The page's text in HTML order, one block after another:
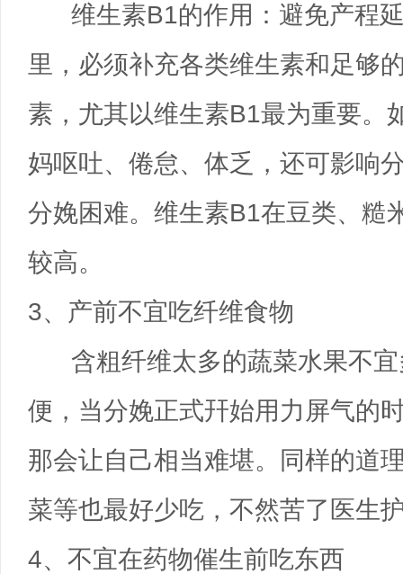
维生素B1的作用：避免产程
里，必须补充各类维生素和足够
素，尤其以维生素B1最为重要。
妈呕吐、倦怠、体乏，还可影响
分娩困难。维生素B1在豆类、糙
较高。
3、产前不宜吃纤维食物
含粗纤维太多的蔬菜水果不宜
便，当分娩正式幵始用力屏气的
那会让自己相当难堪。同样的道
菜等也最好少吃，不然苦了医生
4、不宜在药物催生前吃东西